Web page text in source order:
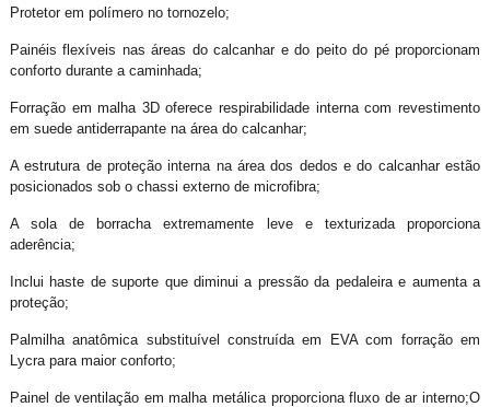
Protetor em polímero no tornozelo;
Painéis flexíveis nas áreas do calcanhar e do peito do pé proporcionam
conforto durante a caminhada;
Forração em malha 3D oferece respirabilidade interna com revestimento
em suede antiderrapante na área do calcanhar;
A estrutura de proteção interna na área dos dedos e do calcanhar estão
posicionados sob o chassi externo de microfibra;
A sola de borracha extremamente leve e texturizada proporciona
aderência;
Inclui haste de suporte que diminui a pressão da pedaleira e aumenta a
proteção;
Palmilha anatômica substituível construída em EVA com forração em
Lycra para maior conforto;
Painel de ventilação em malha metálica proporciona fluxo de ar interno;O